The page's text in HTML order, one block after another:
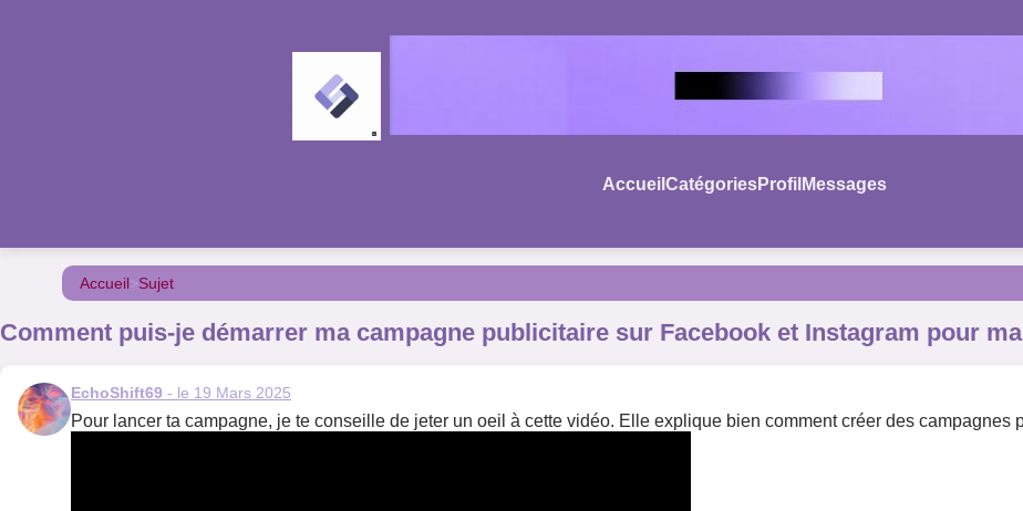
Accueil CatégoriesProfil Messages
Accueil>Sujet
Comment puis-je démarrer ma campagne publicitaire sur Facebook et Instagram pour
EchoShift69 - le 19 Mars 2025
Pour lancer ta campagne, je te conseille de jeter un oeil à cette vidéo. Elle explique bien comment créer des campagnes